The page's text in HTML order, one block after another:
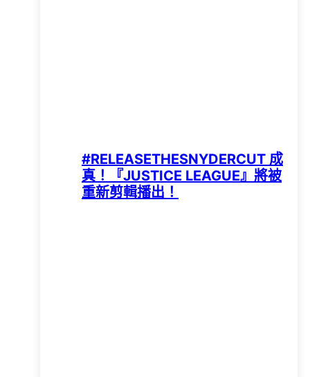
#RELEASETHESNYDERCUT 成
真！『JUSTICE LEAGUE』將被
重新剪輯播出！